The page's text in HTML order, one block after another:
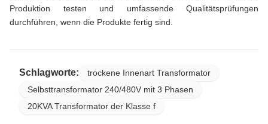
Produktion testen und umfassende Qualitätsprüfungen
durchführen, wenn die Produkte fertig sind.
Schlagworte:
trockene Innenart Transformator
Selbsttransformator 240/480V mit 3 Phasen
20KVA Transformator der Klasse f